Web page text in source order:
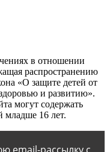
в отношении
распространению
«О защите детей от
и развитию».
могут содержать
младше 16 лет.